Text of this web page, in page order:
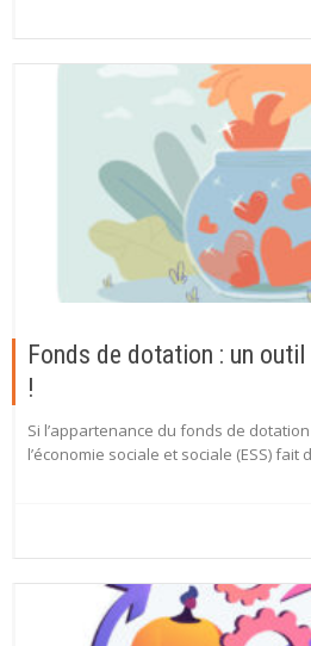
Fonds de dotation : un outil
!
Si l’appartenance du fonds de
l’économie sociale et sociale (ESS) fait